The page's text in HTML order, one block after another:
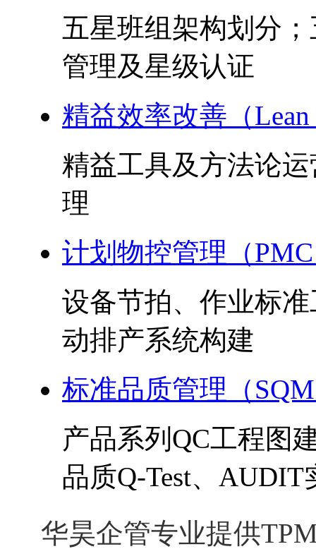
五星班组架构划分
管理及星级认证
精益效率改善（
精益工具及方法论
理
计划物控管理（
设备节拍、作业标
动排产系统构建
标准品质管理（
产品系列QC工程图
品质Q-Test、AUDIT
华昊企管专业提供